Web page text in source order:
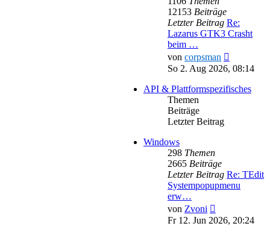
12153 Beiträge
Letzter Beitrag Re:
Lazarus GTK3 Crasht
beim …
von corpsman
Beitrag
So 2. Aug 2026, 08:14
API & Plattformspezifisches
Themen
Beiträge
Letzter Beitrag
Windows
298 Themen
2665 Beiträge
Letzter Beitrag Re: TEdit
Systempopupmenu
erw…
von Zvoni
Beitrag
Fr 12. Jun 2026, 20:24